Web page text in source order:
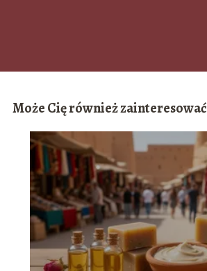
Może Cię również zainteresować